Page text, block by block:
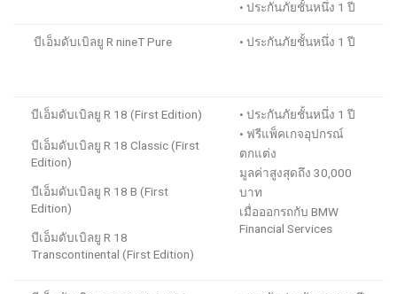
• ประกันภัยชั้นหนึ่ง 1 ปี
บีเอ็มดับเบิลยู R nineT Pure • ประกันภัยชั้นหนึ่ง 1 ปี
บีเอ็มดับเบิลยู R 18 (First Edition)
บีเอ็มดับเบิลยู R 18 Classic (First
Edition)
บีเอ็มดับเบิลยู R 18 B (First
Edition)
บีเอ็มดับเบิลยู R 18
Transcontinental (First Edition)
• ประกันภัยชั้นหนึ่ง 1 ปี
• ฟรีแพ็คเกจอุปกรณ์
ตกแต่ง
มูลค่าสูงสุดถึง 30,000
บาท
เมื่อออกรถกับ BMW
Financial Services